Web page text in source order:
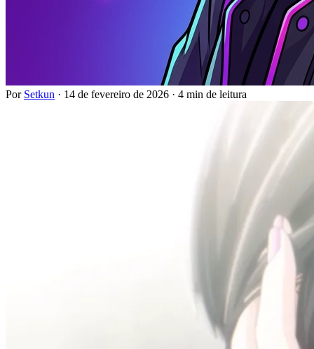
Por Setkun · 14 de fevereiro de 2026 · 4 min de leitura